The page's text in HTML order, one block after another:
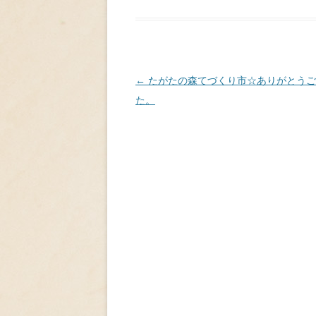
投
稿
← たがたの森てづくり市☆ありがとう
た。